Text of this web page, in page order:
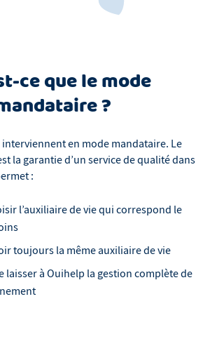
ce que le mode
?
interviennent en mode mandataire. Le
la garantie d’un service de qualité dans
:
l’auxiliaire de vie qui correspond le
toujours la même auxiliaire de vie
laisser à Ouihelp la gestion complète de